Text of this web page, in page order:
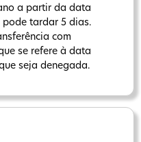
a partir da data
pode tardar 5 dias.
com
se refere à data
seja denegada.